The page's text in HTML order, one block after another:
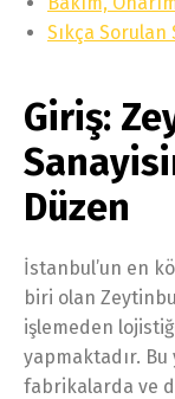
Sıkça Sorulan
Giriş:
Düzen
İstanbul’un en
biri olan
işlemeden
yapmaktadır.
fabrikalarda ve